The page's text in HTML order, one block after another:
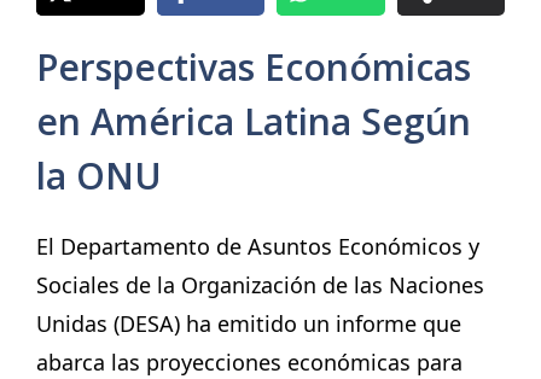
Perspectivas Económicas
en América Latina Según
la ONU
El Departamento de Asuntos Económicos y
Sociales de la Organización de las Naciones
Unidas (DESA) ha emitido un informe que
abarca las proyecciones económicas para